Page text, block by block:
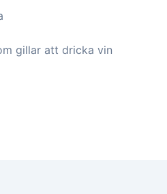
gillar att dricka vin